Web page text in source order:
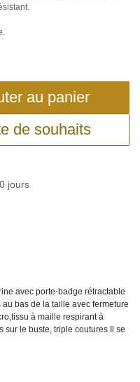
au panier
de souhaits
jours
avec porte-badge rétractable
bas de la taille avec fermeture
à maille respirant à
sur le buste, triple coutures Il se